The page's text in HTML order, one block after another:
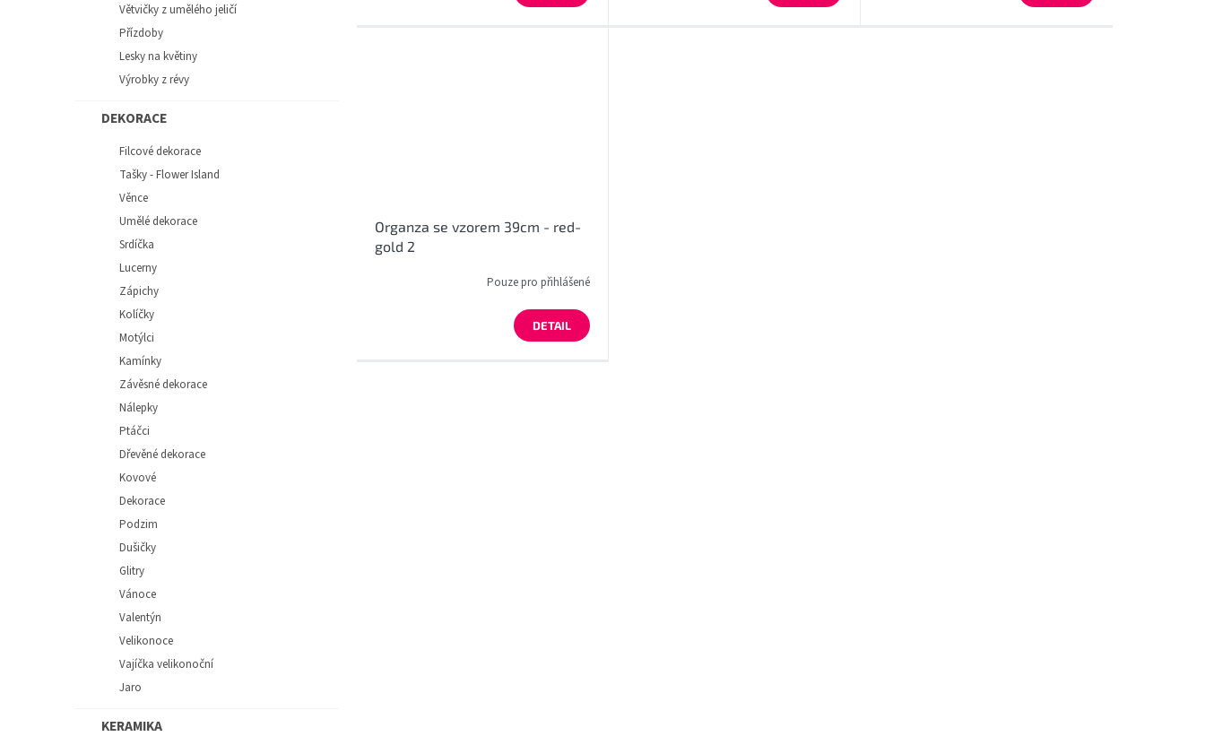
Větvičky z umělého jeličí
Přízdoby
Lesky na květiny
Výrobky z révy
DEKORACE
Filcové dekorace
Tašky - Flower Island
Věnce
Umělé dekorace
Srdíčka
Lucerny
Zápichy
Kolíčky
Motýlci
Kamínky
Závěsné dekorace
Nálepky
Ptáčci
Dřevěné dekorace
Kovové
Dekorace
Podzim
Dušičky
Glitry
Vánoce
Valentýn
Velikonoce
Vajíčka velikonoční
Jaro
KERAMIKA
Organza se vzorem 39cm - red-
gold 2
Pouze pro přihlášené
DETAIL